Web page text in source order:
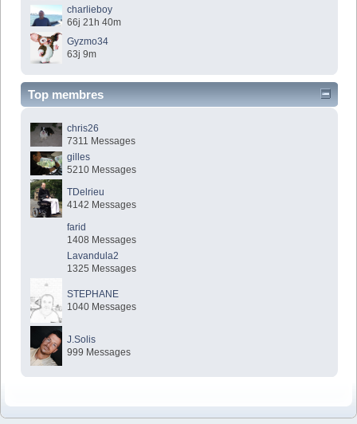
charlieboy
66j 21h 40m
Gyzmo34
63j 9m
Top membres
chris26
7311 Messages
gilles
5210 Messages
TDelrieu
4142 Messages
farid
1408 Messages
Lavandula2
1325 Messages
STEPHANE
1040 Messages
J.Solis
999 Messages